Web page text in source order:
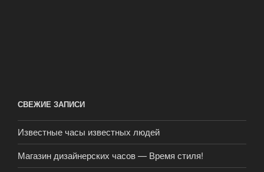
СВЕЖИЕ ЗАПИСИ
Известные часы известных людей
Магазин дизайнерских часов — Время стиля!